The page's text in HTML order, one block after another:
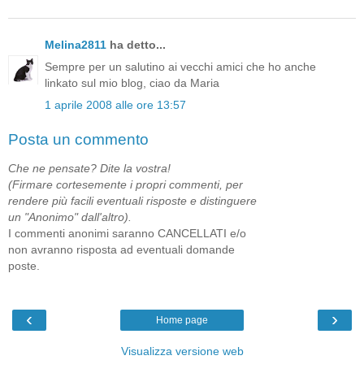
Melina2811 ha detto...
Sempre per un salutino ai vecchi amici che ho anche
linkato sul mio blog, ciao da Maria
1 aprile 2008 alle ore 13:57
Posta un commento
Che ne pensate? Dite la vostra!
(Firmare cortesemente i propri commenti, per
rendere più facili eventuali risposte e distinguere
un "Anonimo" dall'altro).
I commenti anonimi saranno CANCELLATI e/o
non avranno risposta ad eventuali domande
poste.
‹ ›
Home page
Visualizza versione web